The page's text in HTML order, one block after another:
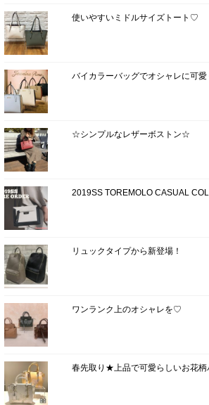
使いやすいミドルサイズトート♡
バイカラーバッグでオシャレに可
☆シンプルなレザーボストン☆
2019SS TOREMOLO CASUAL
リュックタイプから新登場！
ワンランク上のオシャレを♡
春先取り★上品で可愛らしいお花柄